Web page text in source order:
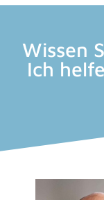
Wissen
Ich